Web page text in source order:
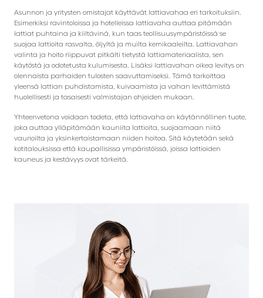
Asunnon ja yritysten omistajat käyttävät lattiavahaa eri tarkoituksiin.
Esimerkiksi ravintoloissa ja hotelleissa lattiavaha auttaa pitämään
lattiat puhtaina ja kiiltävinä, kun taas teollisuusympäristöissä se
suojaa lattioita rasvalta, öljyltä ja muilta kemikaaleilta. Lattiavahan
valinta ja hoito riippuvat pitkälti tietystä lattiamateriaalista, sen
käytöstä ja odotetusta kulumisesta. Lisäksi lattiavahan oikea levitys on
olennaista parhaiden tulosten saavuttamiseksi. Tämä tarkoittaa
yleensä lattian puhdistamista, kuivaamista ja vahan levittämistä
huolellisesti ja tasaisesti valmistajan ohjeiden mukaan.
Yhteenvetona voidaan todeta, että lattiavaha on käytännöllinen tuote,
joka auttaa ylläpitämään kauniita lattioita, suojaamaan niitä
vaurioilta ja yksinkertaistamaan niiden hoitoa. Sitä käytetään sekä
kotitalouksissa että kaupallisissa ympäristöissä, joissa lattioiden
kauneus ja kestävyys ovat tärkeitä.